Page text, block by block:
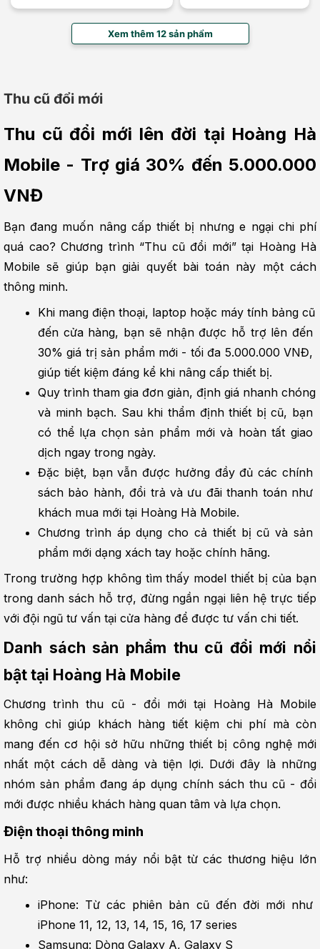
Xem thêm 12 sản phẩm
Thu cũ đổi mới
Thu cũ đổi mới lên đời tại Hoàng Hà
Mobile - Trợ giá 30% đến 5.000.000
VNĐ
Bạn đang muốn nâng cấp thiết bị nhưng e ngại chi phí
quá cao? Chương trình “Thu cũ đổi mới” tại Hoàng Hà
Mobile sẽ giúp bạn giải quyết bài toán này một cách
thông minh.
Khi mang điện thoại, laptop hoặc máy tính bảng cũ
đến cửa hàng, bạn sẽ nhận được hỗ trợ lên đến
30% giá trị sản phẩm mới - tối đa 5.000.000 VNĐ,
giúp tiết kiệm đáng kể khi nâng cấp thiết bị.
Quy trình tham gia đơn giản, định giá nhanh chóng
và minh bạch. Sau khi thẩm định thiết bị cũ, bạn
có thể lựa chọn sản phẩm mới và hoàn tất giao
dịch ngay trong ngày.
Đặc biệt, bạn vẫn được hưởng đầy đủ các chính
sách bảo hành, đổi trả và ưu đãi thanh toán như
khách mua mới tại Hoàng Hà Mobile.
Chương trình áp dụng cho cả thiết bị cũ và sản
phẩm mới dạng xách tay hoặc chính hãng.
Trong trường hợp không tìm thấy model thiết bị của bạn
trong danh sách hỗ trợ, đừng ngần ngại liên hệ trực tiếp
với đội ngũ tư vấn tại cửa hàng để được tư vấn chi tiết.
Danh sách sản phẩm thu cũ đổi mới nổi
bật tại Hoàng Hà Mobile
Chương trình thu cũ - đổi mới tại Hoàng Hà Mobile
không chỉ giúp khách hàng tiết kiệm chi phí mà còn
mang đến cơ hội sở hữu những thiết bị công nghệ mới
nhất một cách dễ dàng và tiện lợi. Dưới đây là những
nhóm sản phẩm đang áp dụng chính sách thu cũ - đổi
mới được nhiều khách hàng quan tâm và lựa chọn.
Điện thoại thông minh
Hỗ trợ nhiều dòng máy nổi bật từ các thương hiệu lớn
như:
iPhone: Từ các phiên bản cũ đến đời mới như
iPhone 11, 12, 13, 14, 15, 16, 17 series
Samsung: Dòng Galaxy A, Galaxy S